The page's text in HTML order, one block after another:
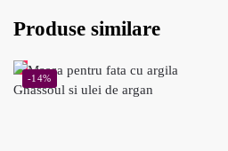
Produse similare
-14%